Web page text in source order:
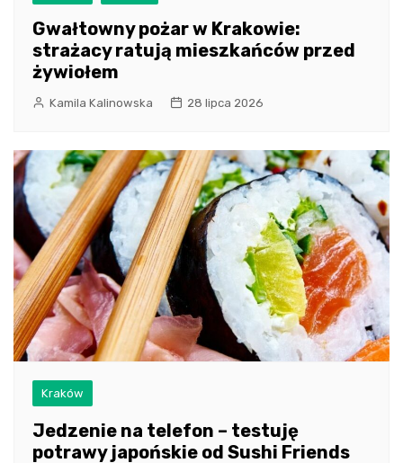
Gwałtowny pożar w Krakowie:
strażacy ratują mieszkańców przed
żywiołem
Kamila Kalinowska 28 lipca 2026
Kraków
Jedzenie na telefon – testuję
potrawy japońskie od Sushi Friends